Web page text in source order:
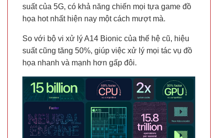
suất của 5G, có khả năng chiến mọi tựa game đồ
họa hot nhất hiện nay một cách mượt mà.
So với bộ vi xử lý A14 Bionic của thế hệ cũ, hiệu
suất cũng tăng 50%, giúp việc xử lý mọi tác vụ đồ
họa nhanh và mạnh hơn gấp đôi.